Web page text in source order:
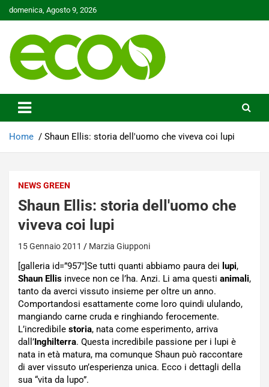
Skip
to
domenica, Agosto 9, 2026
Ecoo.it
Home Shaun Ellis: storia dell'uomo che viveva coi lupi
NEWS GREEN
Shaun Ellis: storia dell'uomo che
viveva coi lupi
15 Gennaio 2011 Marzia Giupponi
[galleria id=”957″]Se tutti quanti abbiamo paura dei lupi,
Shaun Ellis invece non ce l’ha. Anzi. Li ama questi animali,
tanto da averci vissuto insieme per oltre un anno.
Comportandosi esattamente come loro quindi ululando,
mangiando carne cruda e ringhiando ferocemente.
L’incredibile storia, nata come esperimento, arriva
dall’Inghilterra. Questa incredibile passione per i lupi è
nata in età matura, ma comunque Shaun può raccontare
di aver vissuto un’esperienza unica. Ecco i dettagli della
sua “vita da lupo”.